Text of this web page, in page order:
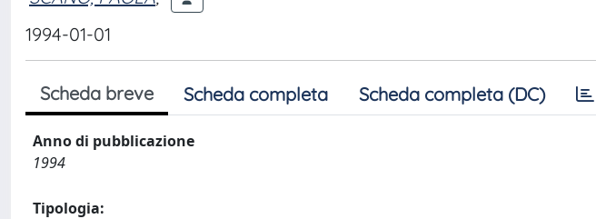
1994-01-01
Scheda breve Scheda completa Scheda completa (DC)
Anno di pubblicazione
1994
Tipologia: